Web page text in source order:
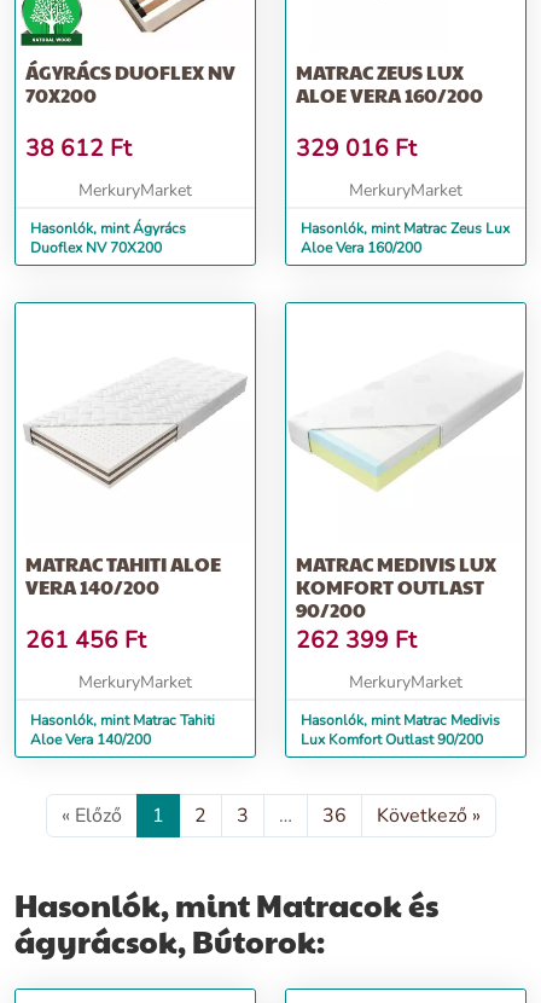
ÁGYRÁCS DUOFLEX NV
70X200
38 612 Ft
MerkuryMarket
Hasonlók, mint Ágyrács
Duoflex NV 70X200
MATRAC ZEUS LUX
ALOE VERA 160/200
329 016 Ft
MerkuryMarket
Hasonlók, mint Matrac Zeus Lux
Aloe Vera 160/200
MATRAC TAHITI ALOE
VERA 140/200
261 456 Ft
MerkuryMarket
Hasonlók, mint Matrac Tahiti
Aloe Vera 140/200
MATRAC MEDIVIS LUX
KOMFORT OUTLAST
90/200
262 399 Ft
MerkuryMarket
Hasonlók, mint Matrac Medivis
Lux Komfort Outlast 90/200
« Előző 1 2 3 … 36 Következő »
Hasonlók, mint Matracok és
ágyrácsok, Bútorok: